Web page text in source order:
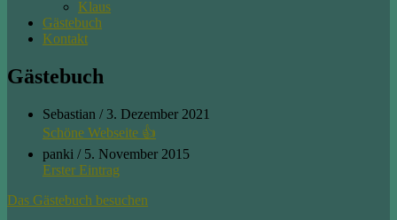
Klaus
Gästebuch
Kontakt
Gästebuch
Sebastian / 3. Dezember 2021
Schöne Webseite 👍
panki / 5. November 2015
Erster Eintrag
Das Gästebuch besuchen